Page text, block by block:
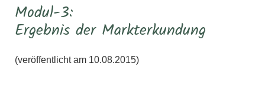
Modul-3:
Ergebnis der Markterkundung
(veröffentlicht am 10.08.2015)